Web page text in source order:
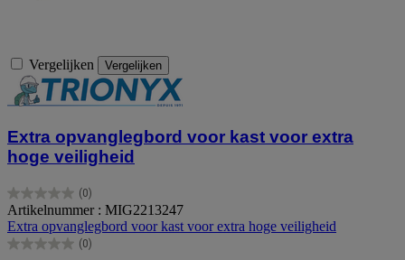
Vergelijken Vergelijken
Extra opvanglegbord voor kast voor extra
hoge veiligheid
(0)
0.0
van
de
5
Artikelnummer : MIG2213247
Extra opvanglegbord voor kast voor extra hoge veiligheid
(0)
0.0